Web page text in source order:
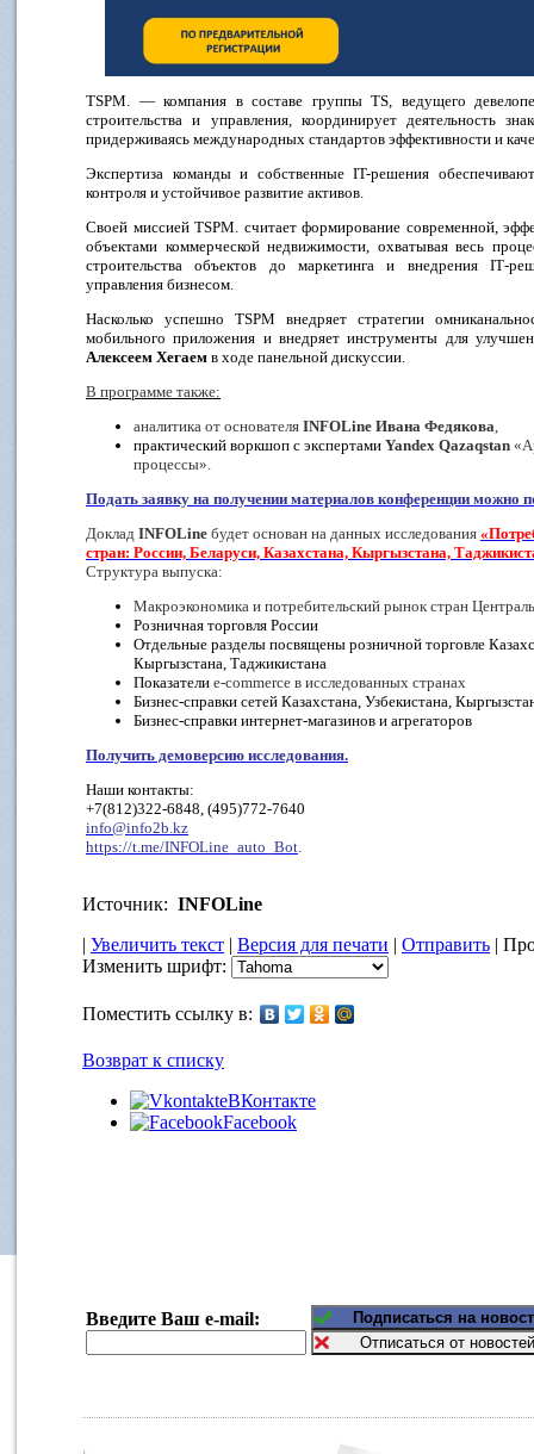
TSPM. — компания в составе группы TS, ведущего
строительства и управления, координирует деятельность
придерживаясь международных стандартов эффективности и
Экспертиза команды и собственные IT-решения
контроля и устойчивое развитие активов.
Своей миссией TSPM. считает формирование современной,
объектами коммерческой недвижимости, охватывая весь
строительства объектов до маркетинга и внедрения
управления бизнесом.
Насколько успешно TSPM внедряет стратегии
мобильного приложения и внедряет инструменты для
Алексеем Хегаем в ходе панельной дискуссии.
В программе также:
аналитика от основателя INFOLine Ивана Федякова,
практический воркшоп с экспертами Yandex Qazaqstan
процессы».
Подать заявку на получении материалов конференции можно
Доклад INFOLine будет основан на данных исследования
стран: России, Беларуси, Казахстана, Кыргызстана,
Структура выпуска:
Макроэкономика и потребительский рынок стран
Розничная торговля России
Отдельные разделы посвящены розничной торговле
Кыргызстана, Таджикистана
Показатели e-commerce в исследованных странах
Бизнес-справки сетей Казахстана, Узбекистана,
Бизнес-справки интернет-магазинов и агрегаторов
Получить демоверсию исследования.
Наши контакты:
+7(812)322-6848, (495)772-7640
info@info2b.kz
https://t.me/INFOLine_auto_Bot.
Источник: INFOLine
| Увеличить текст | Версия для печати | Отправить |
Изменить шрифт:
Поместить ссылку в:
Возврат к списку
ВКонтакте
Facebook
Введите Ваш e-mail: